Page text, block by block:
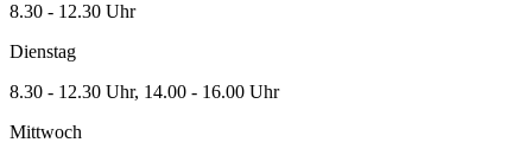
8.30 - 12.30 Uhr
Dienstag
8.30 - 12.30 Uhr, 14.00 - 16.00 Uhr
Mittwoch